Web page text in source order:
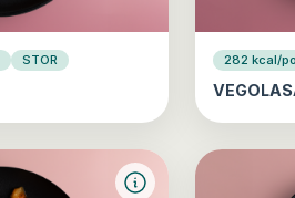
STOR 282 kcal/